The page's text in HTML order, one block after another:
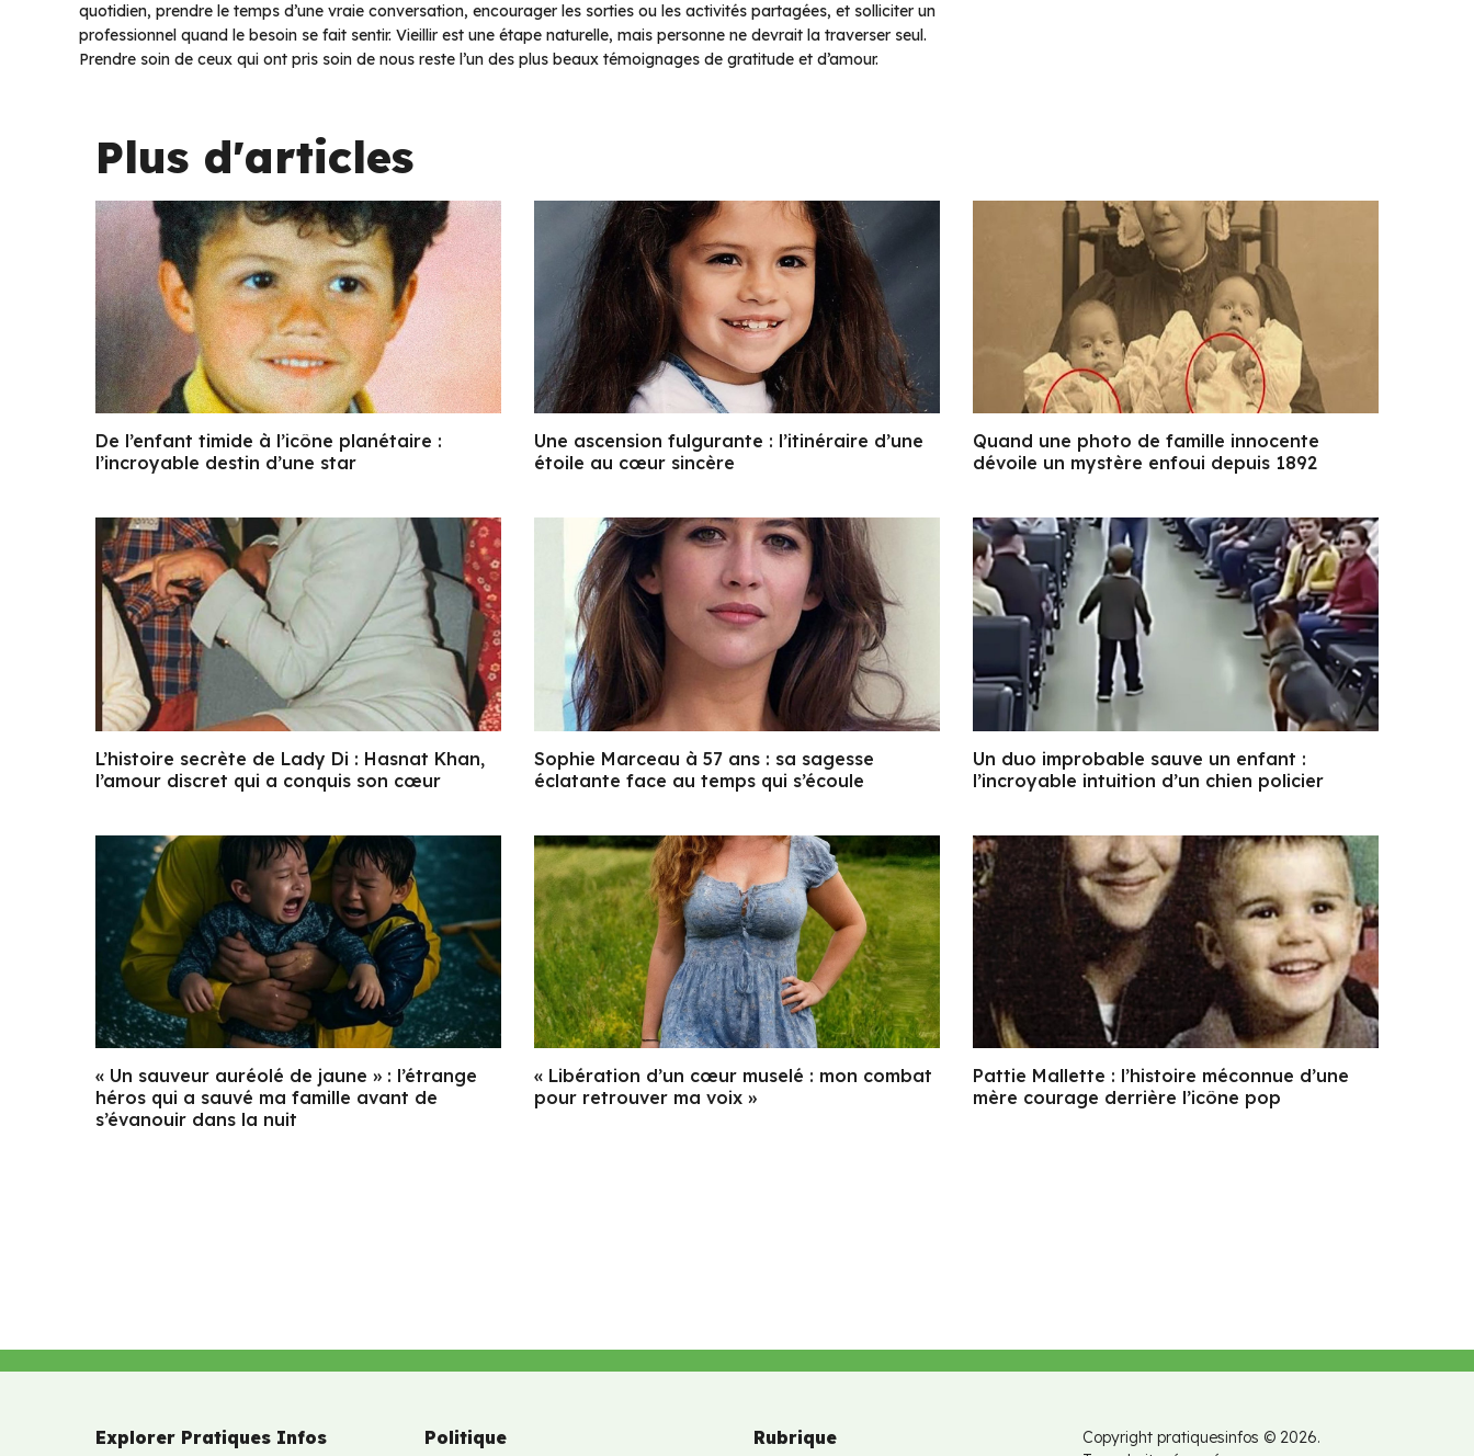
quotidien, prendre le temps d’une vraie conversation, encourager les sorties ou les activités partagées, et solliciter un
professionnel quand le besoin se fait sentir. Vieillir est une étape naturelle, mais personne ne devrait la traverser seul.
Prendre soin de ceux qui ont pris soin de nous reste l’un des plus beaux témoignages de gratitude et d’amour.
Plus d'articles
De l’enfant timide à l’icône planétaire :
l’incroyable destin d’une star
Une ascension fulgurante : l’itinéraire d’une
étoile au cœur sincère
Quand une photo de famille innocente
dévoile un mystère enfoui depuis 1892
L’histoire secrète de Lady Di : Hasnat Khan,
l’amour discret qui a conquis son cœur
Sophie Marceau à 57 ans : sa sagesse
éclatante face au temps qui s’écoule
Un duo improbable sauve un enfant :
l’incroyable intuition d’un chien policier
« Un sauveur auréolé de jaune » : l’étrange
héros qui a sauvé ma famille avant de
s’évanouir dans la nuit
« Libération d’un cœur muselé : mon combat
pour retrouver ma voix »
Pattie Mallette : l’histoire méconnue d’une
mère courage derrière l’icône pop
Explorer Pratiques Infos Politique Rubrique
Copyright pratiquesinfos © 2026.